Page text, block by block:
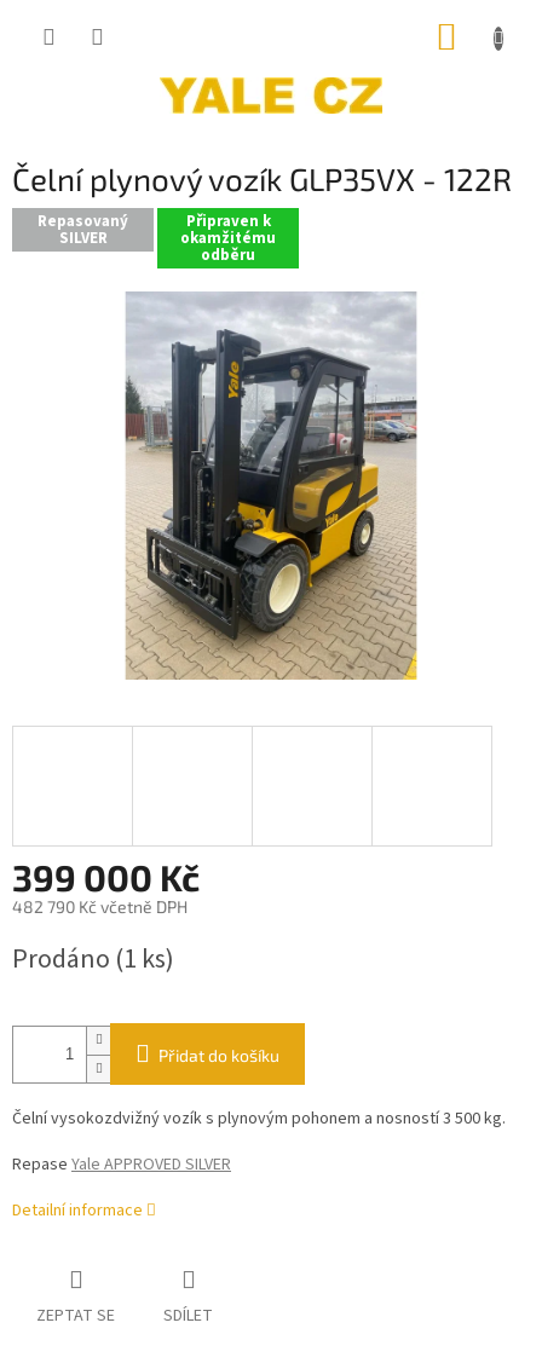
Čelní plynový vozík GLP35VX - 122R
Repasovaný
SILVER
Připraven k
okamžitému
odběru
399 000 Kč
482 790 Kč včetně DPH
cena:
Prodáno (1 ks)
Přidat do košíku
Čelní vysokozdvižný vozík s plynovým pohonem a nosností 3 500 kg.
Repase Yale APPROVED SILVER
Detailní informace
ZEPTAT SE SDÍLET